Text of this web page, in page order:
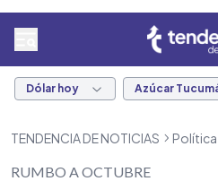
Dólar hoy Azúcar
TENDENCIA DE NOTICIAS Política
RUMBO A OCTUBRE